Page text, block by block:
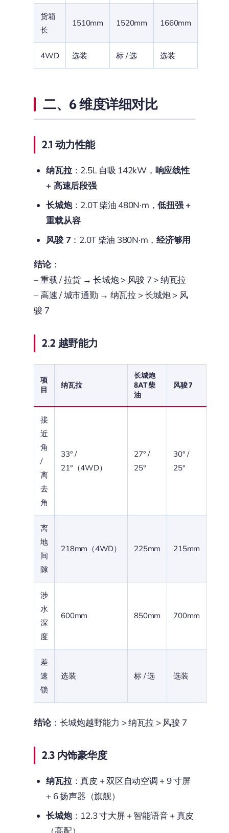
货箱
长
1510mm 1520mm 1660mm
4WD 选装 标 / 选 选装
二、6 维度详细对比
2.1 动力性能
纳瓦拉：2.5L 自吸 142kW， 响应线性
+ 高速后段强
长城炮：2.0T 柴油 480N·m，低扭强 +
重载从容
风骏 7：2.0T 柴油 380N·m，经济够用
结论：
– 重载 / 拉货 → 长城炮 > 风骏 7 > 纳瓦拉
– 高速 / 城市通勤 → 纳瓦拉 > 长城炮 > 风
骏 7
2.2 越野能力
项
目
纳瓦拉
长城炮
8AT 柴
油
风骏 7
接
近
角
/
离
去
角
33° /
21°（4WD）
27° /
25°
30° /
25°
离
地
间
隙
218mm（4WD） 225mm 215mm
涉
水
深
度
600mm 850mm 700mm
差
速
锁
选装 标 / 选 选装
结论：长城炮越野能力 > 纳瓦拉 > 风骏 7
2.3 内饰豪华度
纳瓦拉：真皮 + 双区自动空调 + 9 寸屏
+ 6 扬声器（旗舰）
长城炮：12.3 寸大屏 + 智能语音 + 真皮
（高配）